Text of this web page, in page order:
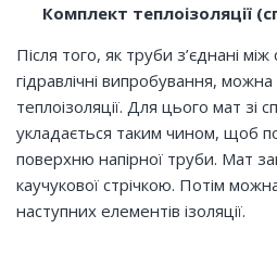
Комплект теплоізоляції
Після того, як труби з’єднані
гідравлічні випробування,
теплоізоляції. Для цього мат зі
укладається таким чином, щоб
поверхню напірної труби. Мат
каучукової стрічкою. Потім
наступних елементів ізоляції.